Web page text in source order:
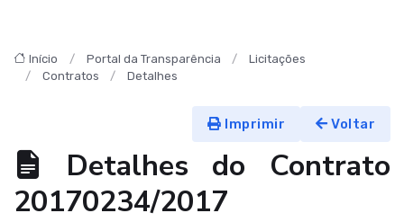
Início Portal da Transparência
Licitações
Contratos
Detalhes
Voltar
Imprimir
Detalhes do Contrato
20170234/2017